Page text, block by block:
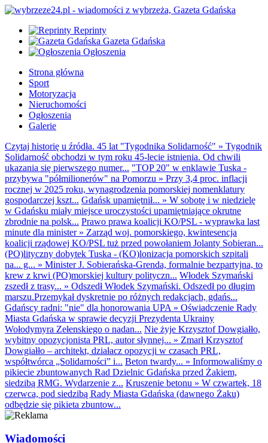
Reprinty
Gazeta Gdańska
Ogłoszenia
Strona główna
Sport
Motoryzacja
Nieruchomości
Ogłoszenia
Galerie
Czytaj historię u źródła. 45 lat "Tygodnika Solidarność" » Tygodnik
Solidarność obchodzi w tym roku 45-lecie istnienia. Od chwili
ukazania się pierwszego numer... "TOP 20" w enklawie Tuska -
przybywa "półmilionerów" na Pomorzu » Przy 3,4 proc. inflacji
rocznej w 2025 roku, wynagrodzenia pomorskiej nomenklatury
gospodarczej kszt... Gdańsk upamiętnił... » W sobotę i w niedzielę
w Gdańsku miały miejsce uroczystości upamiętniające okrutne
zbrodnie na polsk... Prawo prawa koalicji KO/PSL - wyprawka last
minute dla minister» Zarząd woj. pomorskiego, kwintesencja
koalicji rządowej KO/PSL tuż przed powołaniem Jolanty Sobieran...
(PO)lityczny dobytek Tuska - (KO)lonizacja pomorskich szpitali
na... g... » Minister J. Sobierańska-Grenda, formalnie bezpartyjna, to
krew z krwi (PO)morskiej kultury polityczn... Włodek Szymański
zszedł z trasy... » Odszedł Włodek Szymański. Odszedł po długim
marszu.Przemykał dyskretnie po różnych redakcjach, gdańs...
Gdańscy radni: "nie" dla honorowania UPA » Oświadczenie Rady
Miasta Gdańska w sprawie decyzji Prezydenta Ukrainy
Wołodymyra Zełenskiego o nadan... Nie żyje Krzysztof Dowgiałło,
wybitny opozycjonista PRL, autor słynnej... » Zmarł Krzysztof
Dowgiałło – architekt, działacz opozycji w czasach PRL,
współtwórca „Solidarności” i... Beton twardy... » Informowaliśmy o
pikiecie zbuntowanych Rad Dzielnic Gdańska przed Żakiem,
siedzibą RMG. Wydarzenie z... Kruszenie betonu » W czwartek, 18
czerwca, pod siedzibą Rady Miasta Gdańska (dawnego Żaku)
odbędzie się pikieta zbuntow...
Wiadomości